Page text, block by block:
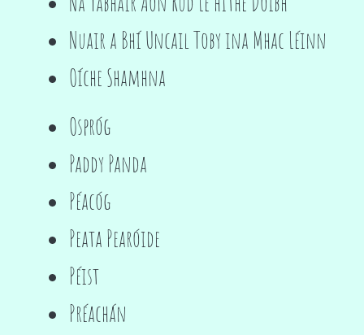
Nuair a Bhí Uncail Toby ina Mhac Léinn
Oíche Shamhna
Ospróg
Paddy Panda
Péacóg
Peata Pearóide
Péist
Préachán